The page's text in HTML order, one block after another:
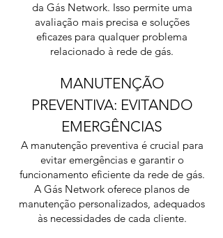
da Gás Network. Isso permite uma
avaliação mais precisa e soluções
eficazes para qualquer problema
relacionado à rede de gás.
MANUTENÇÃO
PREVENTIVA: EVITANDO
EMERGÊNCIAS
A manutenção preventiva é crucial para
evitar emergências e garantir o
funcionamento eficiente da rede de gás.
A Gás Network oferece planos de
manutenção personalizados, adequados
às necessidades de cada cliente.